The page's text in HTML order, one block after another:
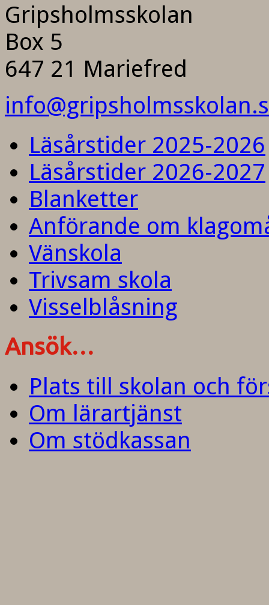
Gripsholmsskolan
Box 5
647 21 Mariefred
Läsårstider 2025-2026
Läsårstider 2026-2027
Blanketter
Anförande om
Vänskola
Trivsam skola
Visselblåsning
Ansök…
Plats till skolan och
Om lärartjänst
Om stödkassan